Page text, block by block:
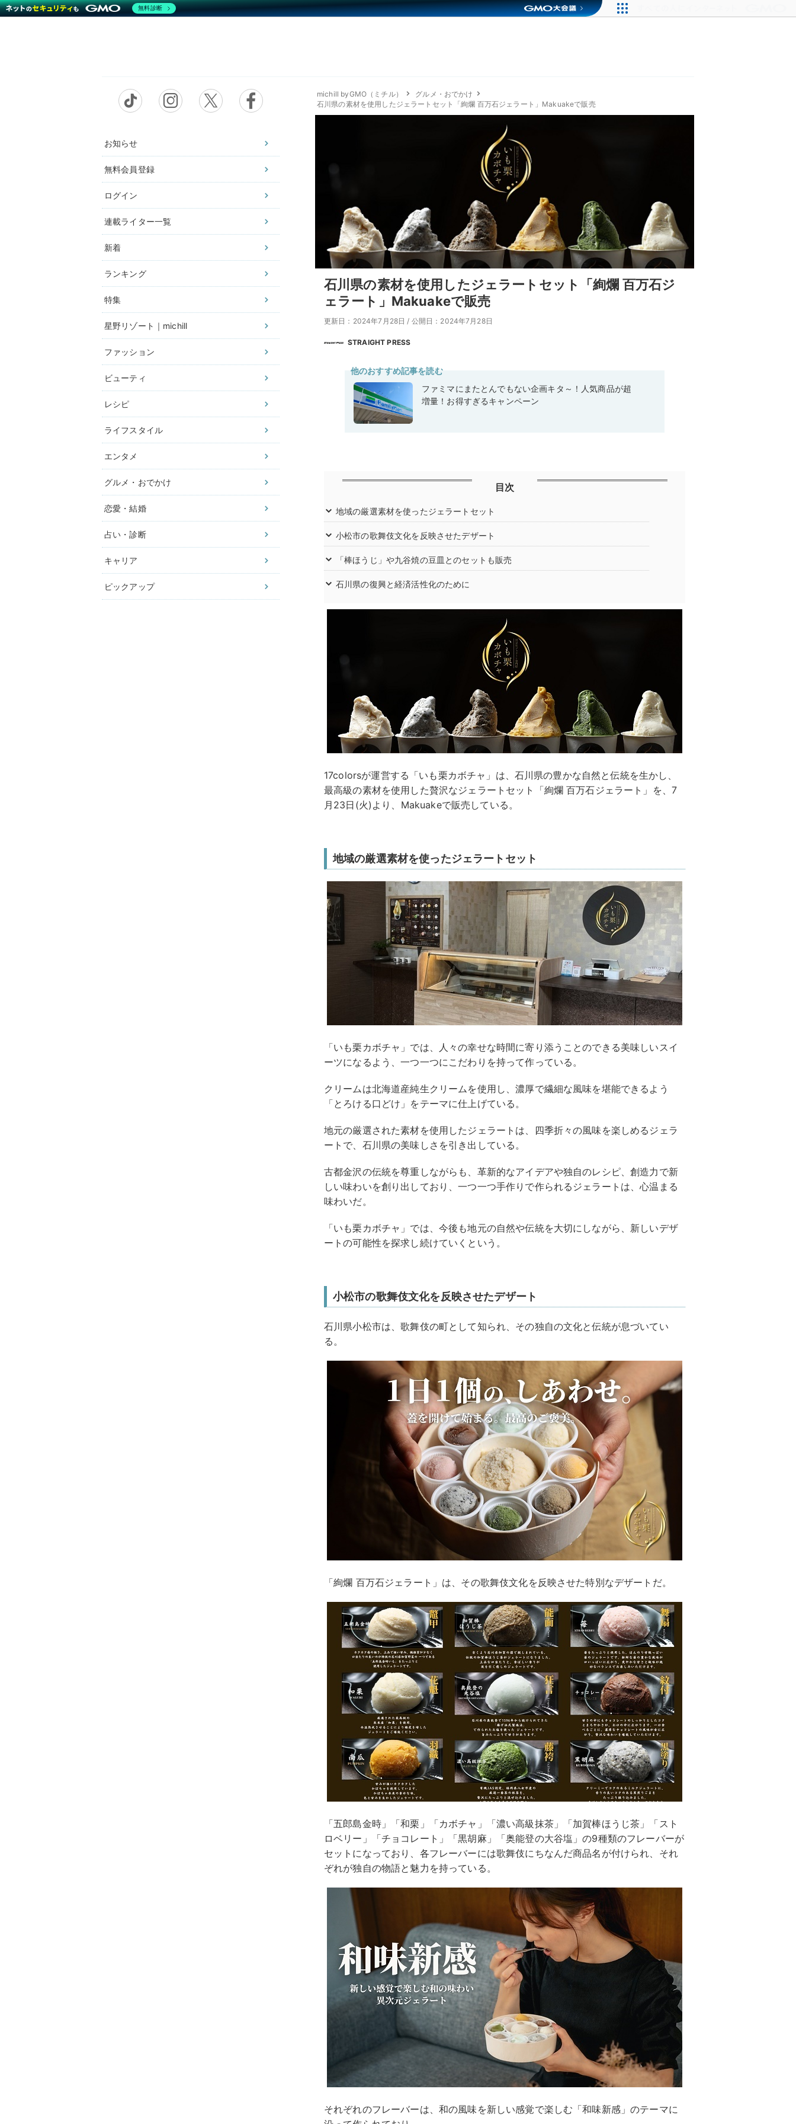
お知らせ
無料会員登録
ログイン
連載ライター一覧
新着
ランキング
特集
星野リゾート｜michill
ファッション
ビューティ
レシピ
ライフスタイル
エンタメ
グルメ・おでかけ
恋愛・結婚
占い・診断
キャリア
ピックアップ
michill byGMO（ミチル）
グルメ・おでかけ
石川県の素材を使用したジェラートセット「絢爛 百万石ジェラート」Makuakeで販売
石川県の素材を使用したジェラートセット「絢爛 百万石ジ
ェラート」Makuakeで販売
更新日：2024年7月28日 / 公開日：2024年7月28日
STRAIGHT PRESS
他のおすすめ記事を読む
ファミマにまたとんでもない企画キタ～！人気商品が超
増量！お得すぎるキャンペーン
目次
地域の厳選素材を使ったジェラートセット
小松市の歌舞伎文化を反映させたデザート
「棒ほうじ」や九谷焼の豆皿とのセットも販売
石川県の復興と経済活性化のために
17colorsが運営する「いも栗カボチャ」は、石川県の豊かな自然と伝統を生かし、
最高級の素材を使用した贅沢なジェラートセット「絢爛 百万石ジェラート」を、7
月23日(火)より、Makuakeで販売している。
地域の厳選素材を使ったジェラートセット
「いも栗カボチャ」では、人々の幸せな時間に寄り添うことのできる美味しいスイ
ーツになるよう、一つ一つにこだわりを持って作っている。
クリームは北海道産純生クリームを使用し、濃厚で繊細な風味を堪能できるよう
「とろける口どけ」をテーマに仕上げている。
地元の厳選された素材を使用したジェラートは、四季折々の風味を楽しめるジェラ
ートで、石川県の美味しさを引き出している。
古都金沢の伝統を尊重しながらも、革新的なアイデアや独自のレシピ、創造力で新
しい味わいを創り出しており、一つ一つ手作りで作られるジェラートは、心温まる
味わいだ。
「いも栗カボチャ」では、今後も地元の自然や伝統を大切にしながら、新しいデザ
ートの可能性を探求し続けていくという。
小松市の歌舞伎文化を反映させたデザート
石川県小松市は、歌舞伎の町として知られ、その独自の文化と伝統が息づいてい
る。
「絢爛 百万石ジェラート」は、その歌舞伎文化を反映させた特別なデザートだ。
「五郎島金時」「和栗」「カボチャ」「濃い高級抹茶」「加賀棒ほうじ茶」「スト
ロベリー」「チョコレート」「黒胡麻」「奥能登の大谷塩」の9種類のフレーバーが
セットになっており、各フレーバーには歌舞伎にちなんだ商品名が付けられ、それ
ぞれが独自の物語と魅力を持っている。
それぞれのフレーバーは、和の風味を新しい感覚で楽しむ「和味新感」のテーマに
無料診断